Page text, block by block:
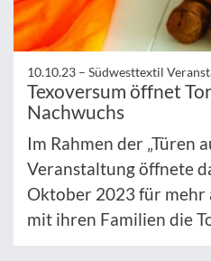
10.10.23 – Südwesttextil
Texoversum öffnet
Nachwuchs
Im Rahmen der „Türen
Veranstaltung öffnete
Oktober 2023 für mehr
mit ihren Familien die